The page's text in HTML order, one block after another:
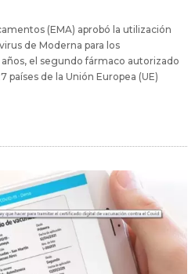
(EMA) aprobó la utilización
de Moderna para los
el segundo fármaco autorizado
países de la Unión Europea (UE)